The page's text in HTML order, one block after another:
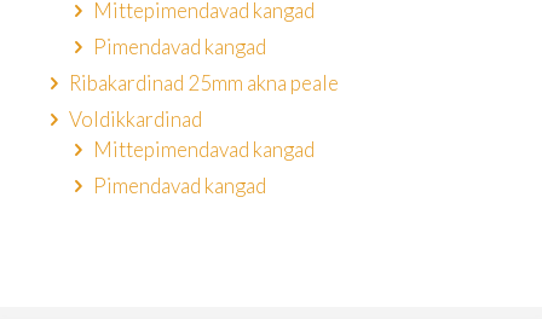
Mittepimendavad kangad
Pimendavad kangad
Ribakardinad 25mm akna peale
Voldikkardinad
Mittepimendavad kangad
Pimendavad kangad